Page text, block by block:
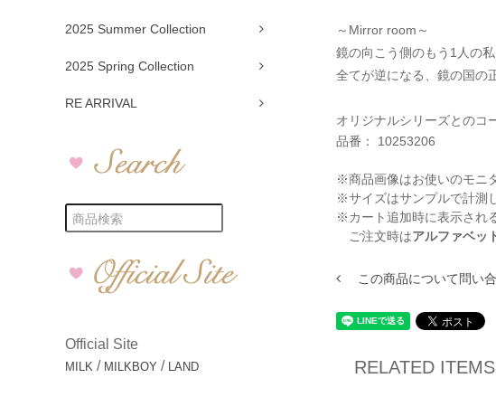
2025 Summer Collection
2025 Spring Collection
RE ARRIVAL
Official Site
MILK / MILKBOY / LAND
～Mirror room～
鏡の向こう側のもう1人の私
全てが逆になる、鏡の国の
オリジナルシリーズとのコ
品番： 10253206
※商品画像はお使いのモニ
※サイズはサンプルで計測
※カート追加時に表示され
ご注文時はアルファベッ
この商品について問い
RELATED ITEMS